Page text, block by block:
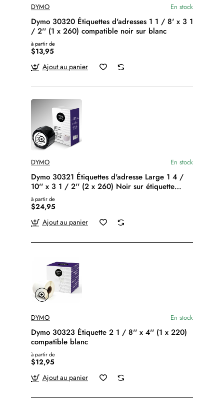
DYMO En stock
Dymo 30320 Étiquettes d'adresses 1 1 / 8' x 3 1
/ 2'' (1 x 260) compatible noir sur blanc
à partir de
$13,95
Ajout au panier
DYMO En stock
Dymo 30321 Étiquettes d'adresse Large 1 4 /
10'' x 3 1 / 2'' (2 x 260) Noir sur étiquette
blanche
à partir de
$24,95
Ajout au panier
DYMO En stock
Dymo 30323 Étiquette 2 1 / 8'' x 4'' (1 x 220)
compatible blanc
à partir de
$12,95
Ajout au panier